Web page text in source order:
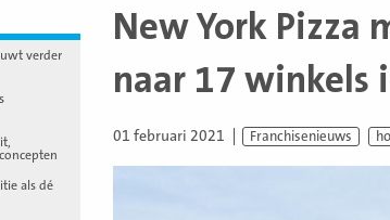
verder
als dé
New York Pizza
naar 17 winkels
01 februari 2021 Franchisenieuws